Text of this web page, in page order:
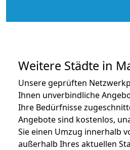
Weitere Städte in
Unsere geprüften
Ihnen unverbindliche
Ihre Bedürfnisse
Angebote sind kostenlos,
Sie einen Umzug innerhalb
außerhalb Ihres aktuellen